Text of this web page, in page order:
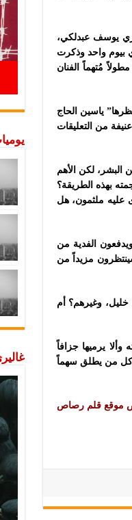
يوسف عبدلكي،
بيوم واحد وذكرت
مُتهماً الفنان
ياسين الحاج
من التعليقات
البشر، لكن الأهم
بهذه الطريقة؟
عليه ملثمون، هل
الفدية من
مزيداً من
خليل، وغيرهم؟ أم
يرميها جزافاً
وكل من يطلق سهماً
موقع قلم رصاص